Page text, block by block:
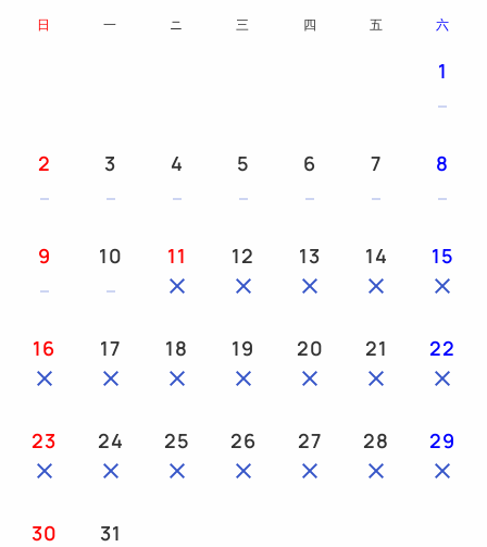
日 一 ニ 三 四 五 六
1
2 3 4 5 6 7 8
9 10 11 12 13 14 15
16 17 18 19 20 21 22
23 24 25 26 27 28 29
30 31